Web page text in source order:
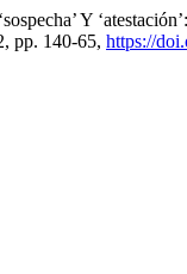
Y
pp. 140-65, https://